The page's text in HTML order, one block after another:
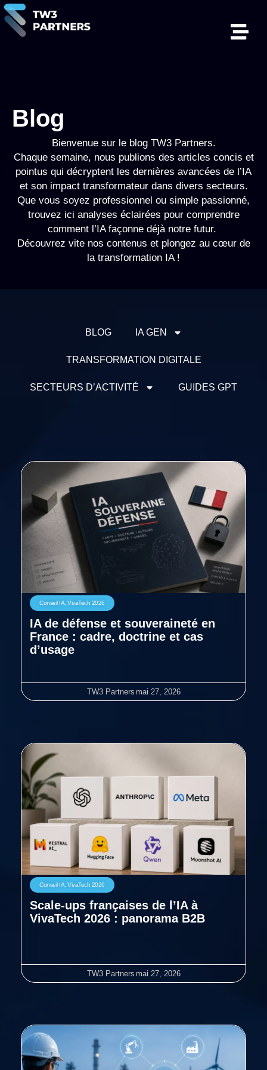
Blog
Bienvenue sur le blog TW3 Partners.
Chaque semaine, nous publions des articles concis et
pointus qui décryptent les dernières avancées de l’IA
et son impact transformateur dans divers secteurs.
Que vous soyez professionnel ou simple passionné,
trouvez ici analyses éclairées pour comprendre
comment l’IA façonne déjà notre futur.
Découvrez vite nos contenus et plongez au cœur de
la transformation IA !
BLOG IA GEN
TRANSFORMATION DIGITALE
SECTEURS D’ACTIVITÉ GUIDES GPT
Conseil IA, VivaTech 2026
IA de défense et souveraineté en
France : cadre, doctrine et cas
d’usage
TW3 Partners mai 27, 2026
Conseil IA, VivaTech 2026
Scale-ups françaises de l’IA à
VivaTech 2026 : panorama B2B
TW3 Partners mai 27, 2026